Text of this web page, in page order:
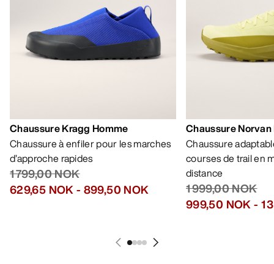
Chaussure Kragg Homme
Chaussure à enfiler pour les marches
d’approche rapides
1 799,00 NOK
629,65 NOK- 899,50 NOK
Chaussure
Chaussure
courses de trail en
distance
1 999,00 NOK
999,50 NOK- 1